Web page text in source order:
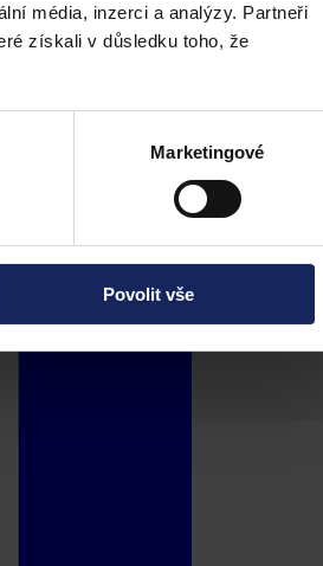
média, inzerci a analýzy. Partneři
získali v důsledku toho, že
Marketingové
Povolit vše